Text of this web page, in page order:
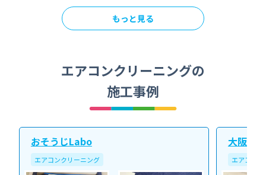
もっと見る
エアコンクリーニングの
施工事例
おそうじLabo
エアコンクリーニング
大阪北
エアコン